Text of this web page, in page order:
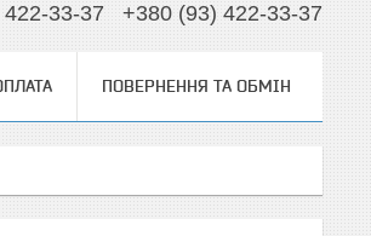
33-37 +380 (93) 422-33-37
ПОВЕРНЕННЯ ТА ОБМІН